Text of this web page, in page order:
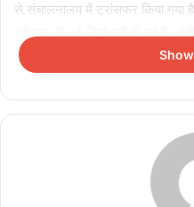
से संचालनालय में ट्रांसफर किया गया
दंतेवाड़ा की नई जिम्मेदारी दी गई है।
जिम्मेदारियां दी गई हैं। देवेंद्र बग्गा
सरगुजा में सहायक खाद्य अधिकारी